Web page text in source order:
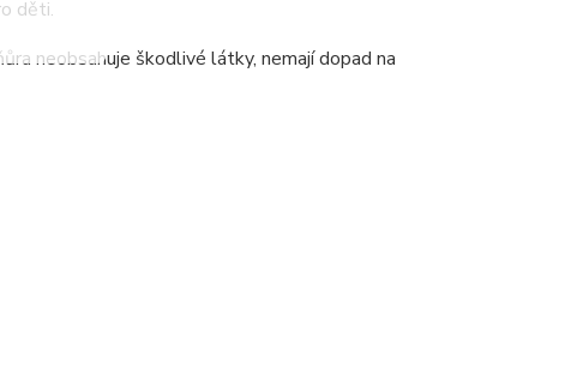
děti.
neobsahuje škodlivé látky, nemají dopad na